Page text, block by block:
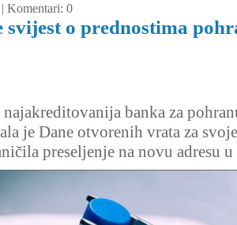
Komentari: 0
svijest o prednostima
banka za
je Dane otvorenih vrata za
preseljenje na novu adresu u